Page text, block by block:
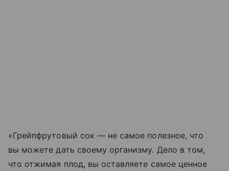
«Грейпфрутовый сок — не самое полезное, что
вы можете дать своему организму. Дело в том,
что отжимая плод, вы оставляете самое ценное